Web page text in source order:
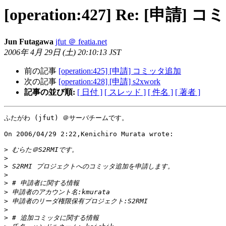
[operation:427] Re: [申請] コ
Jun Futagawa jfut ＠ featia.net
2006年 4月 29日 (土) 20:10:13 JST
前の記事 [operation:425] [申請] コミッタ追加
次の記事 [operation:428] [申請] s2xwork
記事の並び順: [ 日付 ] [ スレッド ] [ 件名 ] [ 著者 ]
ふたがわ (jfut) ＠サーバチームです。
On 2006/04/29 2:22,Kenichiro Murata wrote:
>
>
>
>
>
>
>
>
>